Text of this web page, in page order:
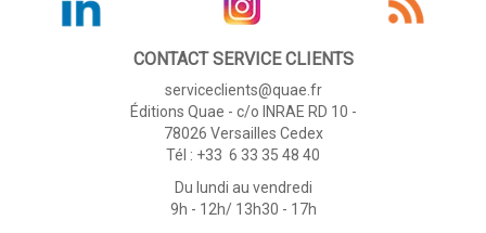
CONTACT SERVICE CLIENTS
serviceclients@quae.fr
Éditions Quae - c/o INRAE RD 10 -
78026 Versailles Cedex
Tél : +33 6 33 35 48 40
Du lundi au vendredi
9h - 12h/ 13h30 - 17h